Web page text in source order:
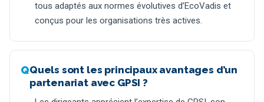
tous adaptés aux normes évolutives d’EcoVadis et
conçus pour les organisations très actives.
Quels sont les principaux avantages d’un
partenariat avec GPSI ?